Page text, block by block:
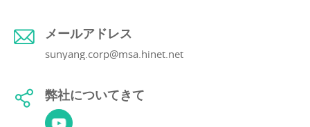
メールアドレス
sunyang.corp@msa.hinet.net
弊社についてきて